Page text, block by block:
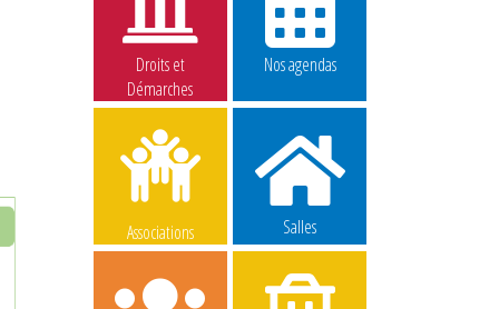
Droits et
Démarches
Nos agendas
Associations Salles